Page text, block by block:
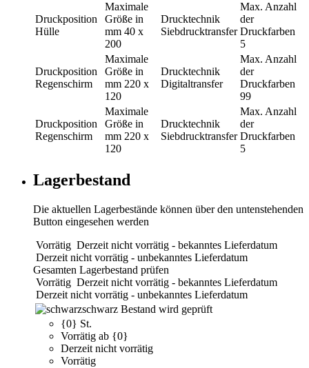
Druckposition
Hülle
Maximale
Größe in
mm 40 x
200
Drucktechnik
Siebdrucktransfer
Max. Anzahl
der
Druckfarben
5
Druckposition
Regenschirm
Maximale
Größe in
mm 220 x
120
Drucktechnik
Digitaltransfer
Max. Anzahl
der
Druckfarben
99
Druckposition
Regenschirm
Maximale
Größe in
mm 220 x
120
Drucktechnik
Siebdrucktransfer
Max. Anzahl
der
Druckfarben
5
Lagerbestand
Die aktuellen Lagerbestände können über den untenstehenden
Button eingesehen werden
Vorrätig Derzeit nicht vorrätig - bekanntes Lieferdatum
Derzeit nicht vorrätig - unbekanntes Lieferdatum
Gesamten Lagerbestand prüfen
Vorrätig Derzeit nicht vorrätig - bekanntes Lieferdatum
Derzeit nicht vorrätig - unbekanntes Lieferdatum
schwarz Bestand wird geprüft
{0} St.
Vorrätig ab {0}
Derzeit nicht vorrätig
Vorrätig